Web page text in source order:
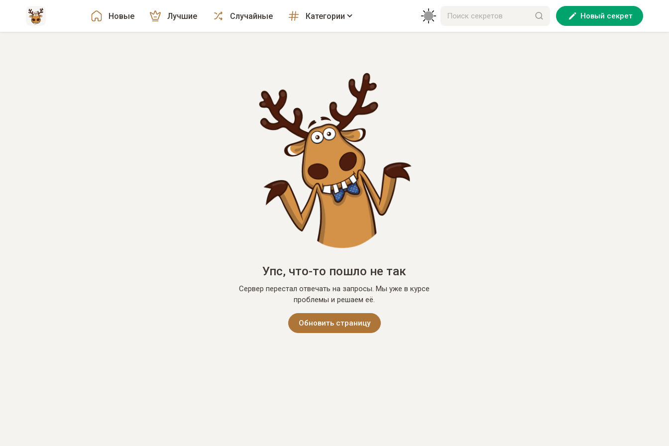
Новые Лучшие Случайные Категории Новый секрет
Упс, что-то пошло не так
Сервер перестал отвечать на запросы. Мы уже в курсе
проблемы и решаем её.
Обновить страницу